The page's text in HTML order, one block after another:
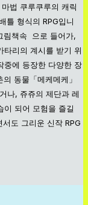
법 쿠루쿠루의 캐릭
틀 형식의 RPG입니
림책속 으로 들어가,
타리의 계시를 받기 위
중에 등장한 다양한 장
동물「메케메케」
나, 쥬쥬의 제단과 레
이 되어 모험을 즐길
도 그리운 신작 RPG